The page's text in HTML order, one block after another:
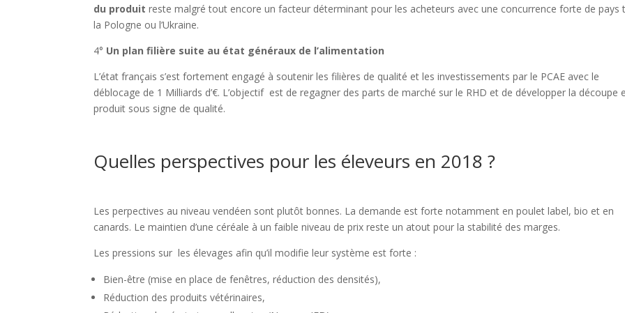
du produit reste malgré tout encore un facteur déterminant pour les acheteurs avec une concurrence forte de pays
la Pologne ou l’Ukraine.
4° Un plan filière suite au état généraux de l’alimentation
L’état français s’est fortement engagé à soutenir les filières de qualité et les investissements par le PCAE avec le
déblocage de 1 Milliards d’€. L’objectif est de regagner des parts de marché sur le RHD et de développer la découpe
produit sous signe de qualité.
Quelles perspectives pour les éleveurs en 2018 ?
Les perpectives au niveau vendéen sont plutôt bonnes. La demande est forte notamment en poulet label, bio et en
canards. Le maintien d’une céréale à un faible niveau de prix reste un atout pour la stabilité des marges.
Les pressions sur les élevages afin qu’il modifie leur système est forte :
Bien-être (mise en place de fenêtres, réduction des densités),
Réduction des produits vétérinaires,